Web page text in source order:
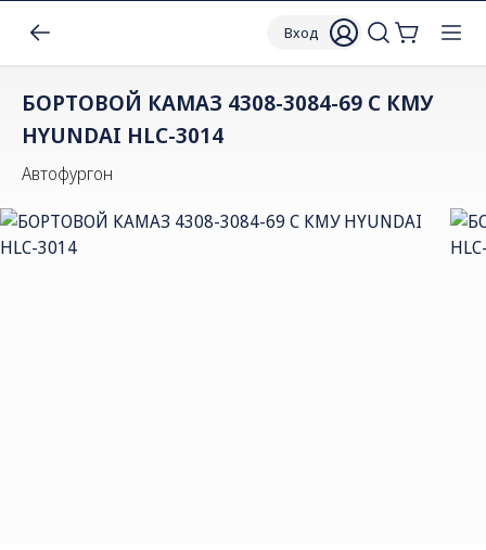
Вход
БОРТОВОЙ КАМАЗ 4308-3084-69 С КМУ
HYUNDAI HLC-3014
Автофургон